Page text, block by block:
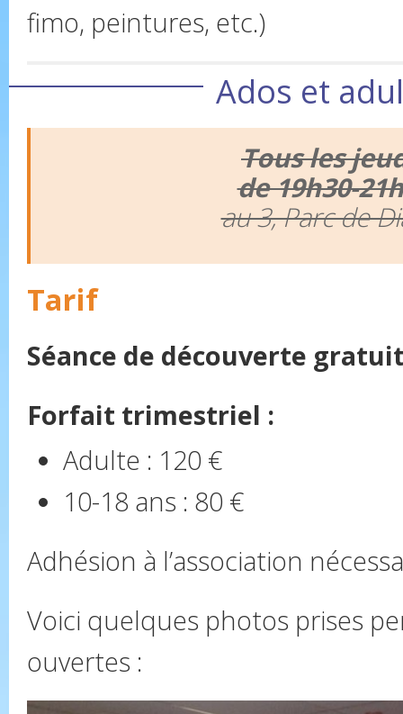
fimo, peintures, etc.)
Ados et
Tous les
de 19h30-
au 3, Parc de
Tarif
Séance de découverte
Forfait trimestriel :
Adulte : 120 €
10-18 ans : 80 €
Adhésion à l’association
Voici quelques photos prises
ouvertes :